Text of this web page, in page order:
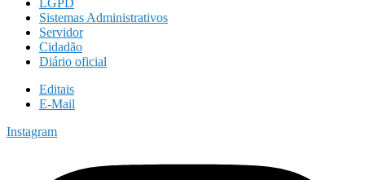
Sistemas Administrativos
Servidor
Cidadão
Diário oficial
Editais
E-Mail
Instagram